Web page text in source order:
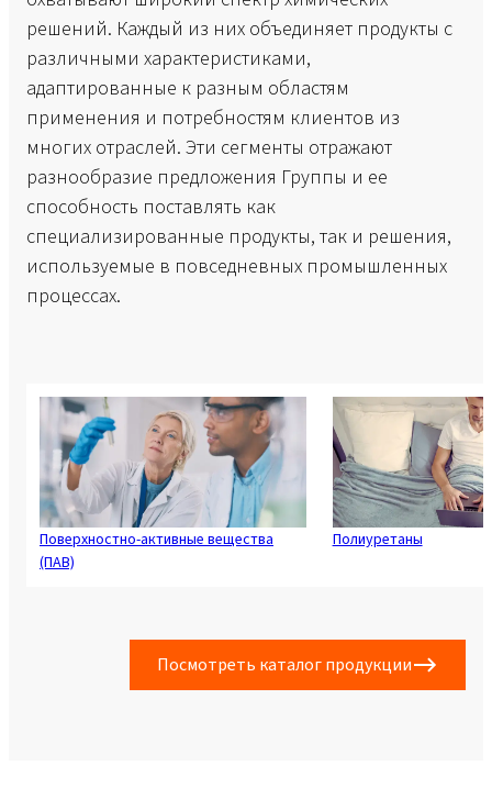
решений. Каждый из них объединяет продукты с
различными характеристиками,
адаптированные к разным областям
применения и потребностям клиентов из
многих отраслей. Эти сегменты отражают
разнообразие предложения Группы и ее
способность поставлять как
специализированные продукты, так и решения,
используемые в повседневных промышленных
процессах.
Поверхностно-активные вещества
(ПАВ)
Полиуретаны
Посмотреть каталог продукции